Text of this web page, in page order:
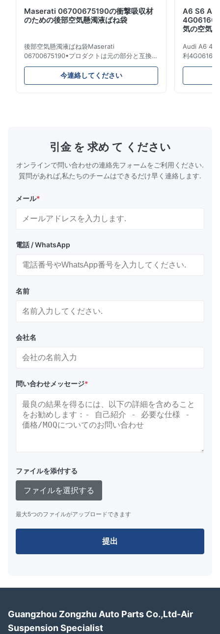
Maserati 06700675190の衝撃吸収材
のための後部空気懸濁液ばね袋
後部空気懸濁液ばね袋Maserati
06700675190•プロダクトは元の部分と互換性
がある100%です。 プロダクト: 空気ばね及び
エアー バッグ OEM NO: 06700675190 モデ
ルNO: 06700675190 位置: 後部 プロダクト状
プロダクトおよび良い状態で包装を保障するた
めに郵送物の前にプロダクトを再確認して下さ
今連絡してください
A6 S6 A7
気の空気
Audi A6 4G
利
のためのエ
のばね/エア
引金 を 求め て ください
オンラインで問い合わせの連絡先フォームをご利用ください.
質問があれば,私たちのチームはできるだけ早く連絡します.
メール*
電話 / WhatsApp
名前
会社名
問い合わせメッセージ*
ファイルを添付する
ファイルを選択する
最大5つのファイルがアップロードできます
提出
Guangzhou Zongzhu Auto Parts Co.,Ltd-Air
Suspension Specialist